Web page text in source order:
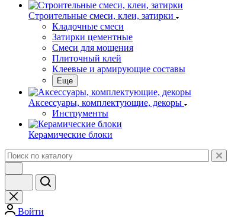
Строительные смеси, клеи, затирки
Кладочные смеси
Затирки цементные
Смеси для мощения
Плиточный клей
Клеевые и армирующие составы
Еще
Аксессуары, комплектующие, декоры
Инструменты
Керамические блоки
Войти